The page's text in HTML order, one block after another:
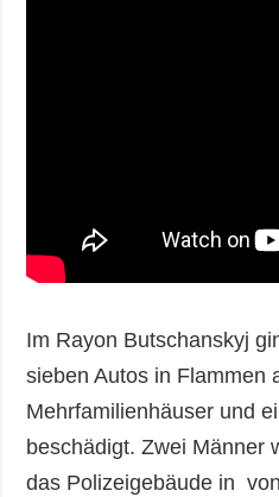
Im Rayon Butschanskyj
sieben Autos in Flammen
Mehrfamilienhäuser und
beschädigt. Zwei Männer
das Polizeigebäude in